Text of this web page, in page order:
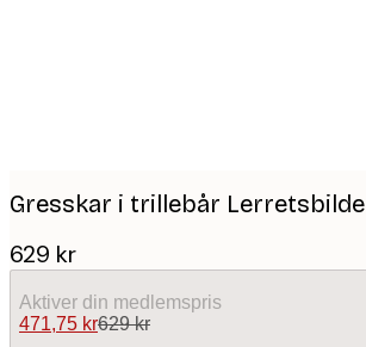
Gresskar i trillebår Lerretsbilde
629 kr
Aktiver din medlemspris
471,75 kr629 kr